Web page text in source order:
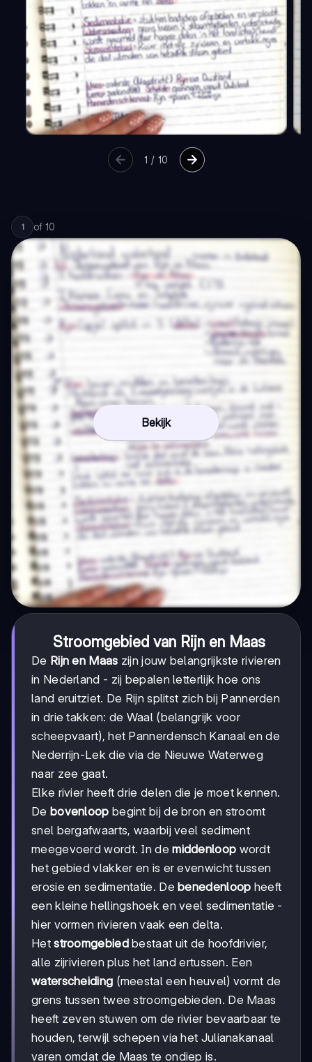
1 / 10
1 of 10
Bekijk
Stroomgebied van Rijn en Maas
De Rijn en Maas zijn jouw belangrijkste rivieren
in Nederland - zij bepalen letterlijk hoe ons
land eruitziet. De Rijn splitst zich bij Pannerden
in drie takken: de Waal (belangrijk voor
scheepvaart), het Pannerdensch Kanaal en de
Nederrijn-Lek die via de Nieuwe Waterweg
naar zee gaat.
Elke rivier heeft drie delen die je moet kennen.
De bovenloop begint bij de bron en stroomt
snel bergafwaarts, waarbij veel sediment
meegevoerd wordt. In demiddenloop wordt
het gebied vlakker en is er evenwicht tussen
erosie en sedimentatie. Debenedenloop heeft
een kleine hellingshoek en veel sedimentatie -
hier vormen rivieren vaak een delta.
Hetstroomgebiedbestaat uit de hoofdrivier,
alle zijrivieren plus het land ertussen. Een
waterscheiding (meestal een heuvel) vormt de
grens tussen twee stroomgebieden. De Maas
heeft zeven stuwen om de rivier bevaarbaar te
houden, terwijl schepen via het Julianakanaal
varen omdat de Maas te ondiep is.